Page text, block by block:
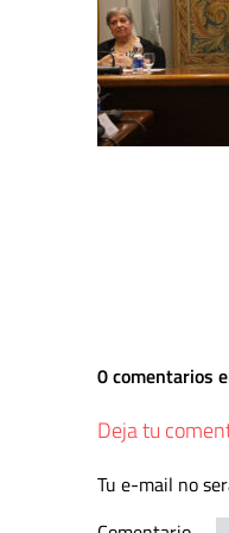
0 comentarios
Deja tu
Tu e-mail no